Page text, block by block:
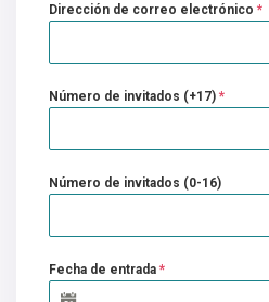
Dirección de correo electrónico *
Número de invitados (+17) *
Número de invitados (0-16)
Fecha de entrada *